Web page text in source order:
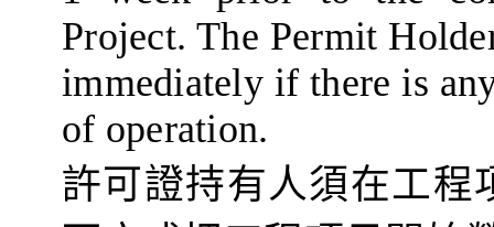
Project. The Permit
immediately if there is
of operation.
許可證持有人須在工程